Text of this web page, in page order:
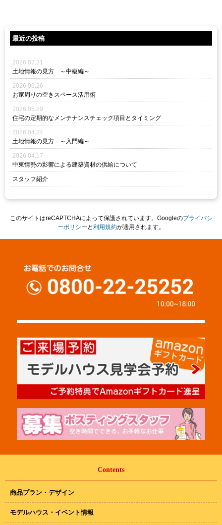
最近の投稿
2026.07.31
土地情報の見方 ～中級編～
2026.06.26
お家周りの空きスペース活用術
2026.05.29
住宅の定期的なメンテナンスチェック項目とタイミング
2026.04.24
土地情報の見方 ～入門編～
2026.04.17
中東情勢の影響による建築資材の供給について
スタッフ紹介
このサイトはreCAPTCHAによって保護されています。Googleのプライバシ
ーポリシー と利用規約が適用されます。
Contents
商品プラン・デザイン
モデルハウス・イベント情報